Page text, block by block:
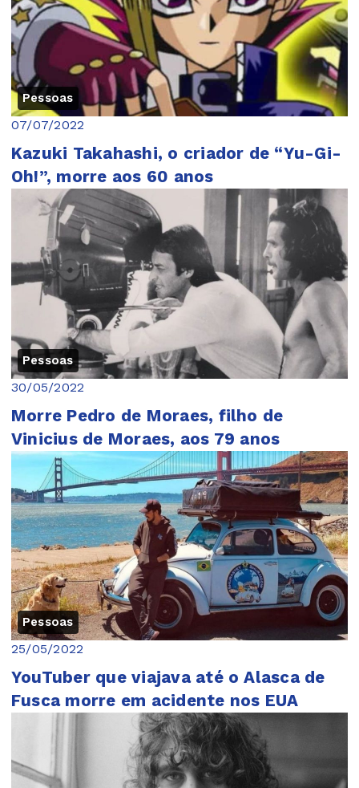
Pessoas
07/07/2022
Kazuki Takahashi, o criador de “Yu-Gi-
Oh!”, morre aos 60 anos
Pessoas
30/05/2022
Morre Pedro de Moraes, filho de
Vinicius de Moraes, aos 79 anos
Pessoas
25/05/2022
YouTuber que viajava até o Alasca de
Fusca morre em acidente nos EUA